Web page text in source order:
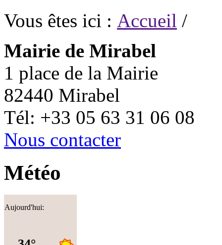
Vous êtes ici : Accueil /
Mairie de Mirabel
1 place de la Mairie
82440 Mirabel
Tél: +33 05 63 31 06 08
Nous contacter
Météo
Aujourd'hui: